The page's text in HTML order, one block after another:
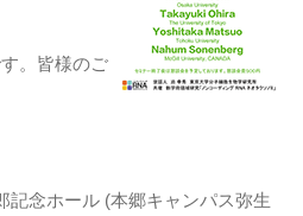
。皆様のご
記念ホール (本郷キャンパス弥生